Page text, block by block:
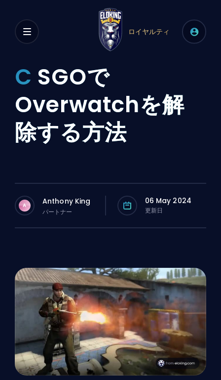
ロイヤルティ
C SGOで
Overwatchを解
除する方法
A Anthony King
パートナー
06 May 2024
更新日